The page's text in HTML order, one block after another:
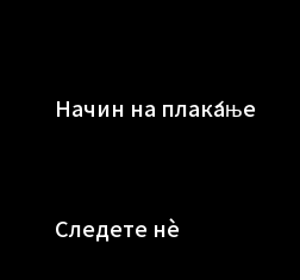
Начин на плаќање
Следете нè